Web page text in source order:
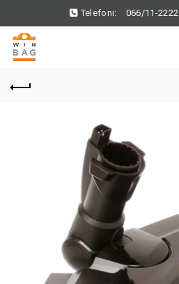
Telefoni: 066/11-2222